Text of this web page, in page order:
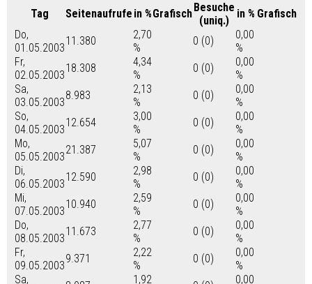
Tag Seitenaufrufe in %GrafischBesuche
(uniq.)
in % Grafisch
Do,
01.05.2003
11.380
2,70
%
0 (0)
0,00
%
Fr,
02.05.2003
18.308
4,34
%
0 (0)
0,00
%
Sa,
03.05.2003
8.983
2,13
%
0 (0)
0,00
%
So,
04.05.2003
12.654
3,00
%
0 (0)
0,00
%
Mo,
05.05.2003
21.387
5,07
%
0 (0)
0,00
%
Di,
06.05.2003
12.590
2,98
%
0 (0)
0,00
%
Mi,
07.05.2003
10.940
2,59
%
0 (0)
0,00
%
Do,
08.05.2003
11.673
2,77
%
0 (0)
0,00
%
Fr,
09.05.2003
9.371
2,22
%
0 (0)
0,00
%
Sa,
1,92
0,00